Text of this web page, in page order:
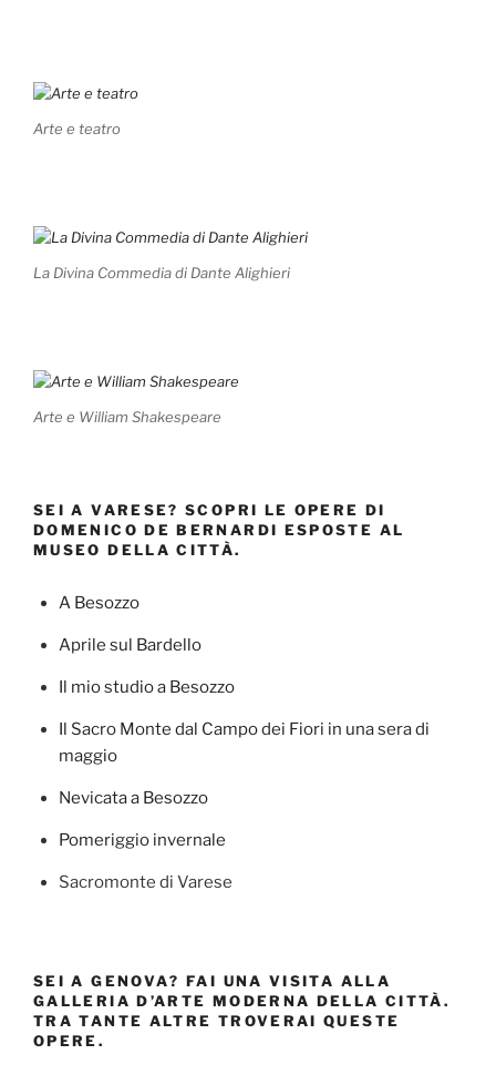
Arte e teatro
La Divina Commedia di Dante Alighieri
Arte e William Shakespeare
SEI A VARESE? SCOPRI LE OPERE DI
DOMENICO DE BERNARDI ESPOSTE AL
MUSEO DELLA CITTÀ.
A Besozzo
Aprile sul Bardello
Il mio studio a Besozzo
Il Sacro Monte dal Campo dei Fiori in una sera di
maggio
Nevicata a Besozzo
Pomeriggio invernale
Sacromonte di Varese
SEI A GENOVA? FAI UNA VISITA ALLA
GALLERIA D’ARTE MODERNA DELLA CITTÀ.
TRA TANTE ALTRE TROVERAI QUESTE
OPERE.